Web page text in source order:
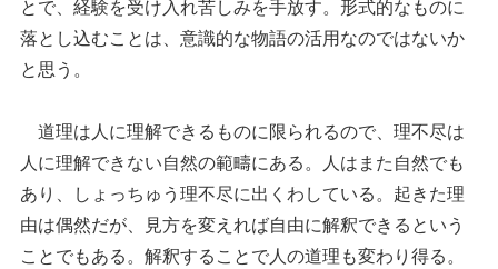
とで、経験を受け入れ苦しみを手放す。形式的なものに
落とし込むことは、意識的な物語の活用なのではないか
と思う。
道理は人に理解できるものに限られるので、理不尽は
人に理解できない自然の範疇にある。人はまた自然でも
あり、しょっちゅう理不尽に出くわしている。起きた理
由は偶然だが、見方を変えれば自由に解釈できるという
ことでもある。解釈することで人の道理も変わり得る。